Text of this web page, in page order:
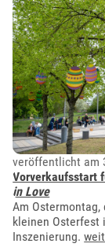
veröffentlicht am
Vorverkaufsstart
in Love
Am
kleinen Osterfest
Inszenierung.